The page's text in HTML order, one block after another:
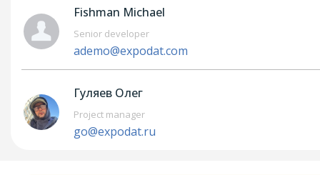
Fishman Michael
Senior developer
ademo@expodat.com
Гуляев Олег
Project manager
go@expodat.ru